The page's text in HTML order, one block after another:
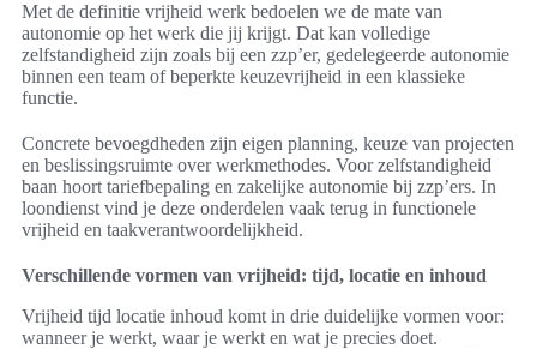
Met de definitie vrijheid werk bedoelen we de mate van
autonomie op het werk die jij krijgt. Dat kan volledige
zelfstandigheid zijn zoals bij een zzp’er, gedelegeerde autonomie
binnen een team of beperkte keuzevrijheid in een klassieke
functie.
Concrete bevoegdheden zijn eigen planning, keuze van projecten
en beslissingsruimte over werkmethodes. Voor zelfstandigheid
baan hoort tariefbepaling en zakelijke autonomie bij zzp’ers. In
loondienst vind je deze onderdelen vaak terug in functionele
vrijheid en taakverantwoordelijkheid.
Verschillende vormen van vrijheid: tijd, locatie en inhoud
Vrijheid tijd locatie inhoud komt in drie duidelijke vormen voor:
wanneer je werkt, waar je werkt en wat je precies doet.